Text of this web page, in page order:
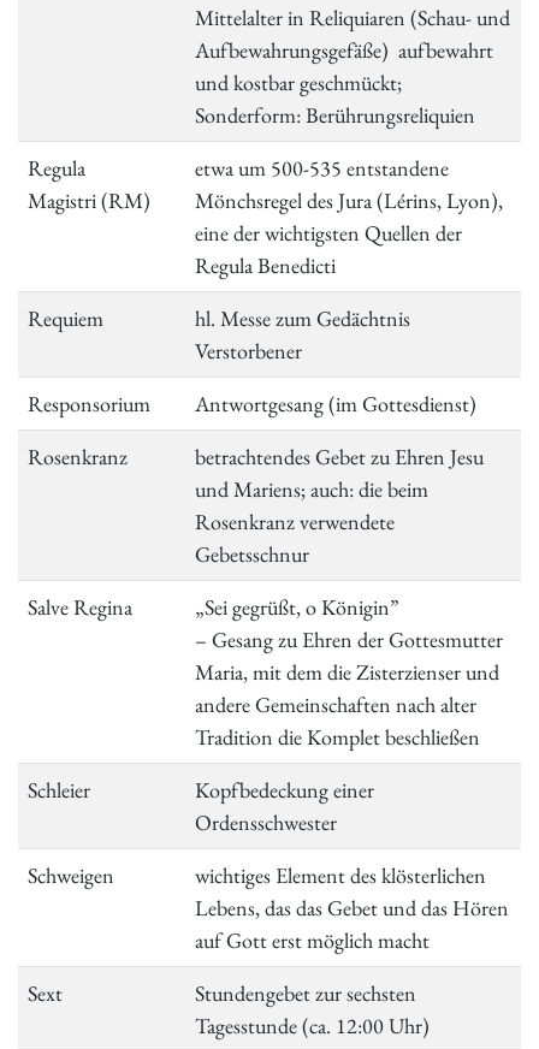
Mittelalter in Reliquiaren (Schau- und
Aufbewahrungsgefäße) aufbewahrt
und kostbar geschmückt;
Sonderform: Berührungsreliquien
Regula
Magistri (RM)
etwa um 500-535 entstandene
Mönchsregel des Jura (Lérins, Lyon),
eine der wichtigsten Quellen der
Regula Benedicti
Requiem
hl. Messe zum Gedächtnis
Verstorbener
Responsorium
Antwortgesang (im Gottesdienst)
Rosenkranz
betrachtendes Gebet zu Ehren Jesu
und Mariens; auch: die beim
Rosenkranz verwendete
Gebetsschnur
Salve Regina
„Sei gegrüßt, o Königin”
– Gesang zu Ehren der Gottesmutter
Maria, mit dem die Zisterzienser und
andere Gemeinschaften nach alter
Tradition die Komplet beschließen
Schleier
Kopfbedeckung einer
Ordensschwester
Schweigen
wichtiges Element des klösterlichen
Lebens, das das Gebet und das Hören
auf Gott erst möglich macht
Sext
Stundengebet zur sechsten
Tagesstunde (ca. 12:00 Uhr)